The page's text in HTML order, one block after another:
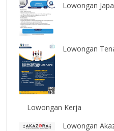
Lowongan
Lowongan
Lowongan Kerja
Lowongan